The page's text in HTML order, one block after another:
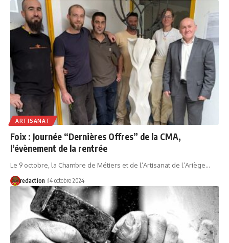
ARTISANAT
Foix : Journée “Dernières Offres” de la CMA,
l’évènement de la rentrée
Le 9 octobre, la Chambre de Métiers et de l’Artisanat de l’Ariège…
redaction 14 octobre 2024